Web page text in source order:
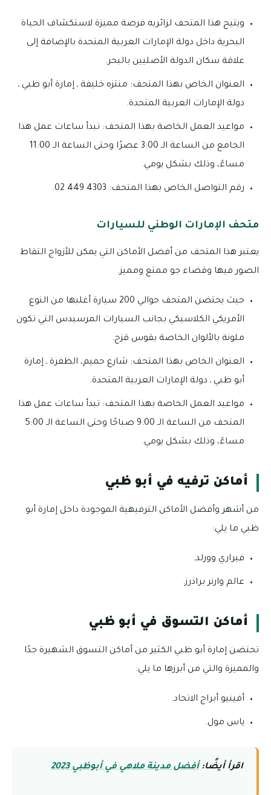
ويتيح هذا المتحف لزائريه فرصة مميزة لاستكشاف الحياة
البحرية داخل دولة الإمارات العربية المتحدة بالإضافة إلى
علاقة سكان الدولة الأصليين بالبحر.
العنوان الخاص بهذا المتحف: منتزه خليفة ـ إمارة أبو ظبي ـ
دولة الإمارات العربية المتحدة.
مواعيد العمل الخاصة بهذا المتحف: تبدأ ساعات عمل هذا
الجامع من الساعة الـ 3:00 عصرًا وحتى الساعة الـ 11:00
مساءً، وذلك بشكل يومي.
رقم التواصل الخاص بهذا المتحف: 4303 449 02.
متحف الإمارات الوطني للسيارات
يعتبر هذا المتحف من أفضل الأماكن التي يمكن للأزواج التقاط
الصور فيها وقضاء جو ممتع ومميز.
حيث يحتضن المتحف حوالي 200 سيارة أغلبها من النوع
الأمريكي الكلاسيكي بجانب السيارات المرسيدس التي تكون
ملونة بالألوان الخاصة بقوس قزح.
العنوان الخاص بهذا المتحف: شارع حميم، الظفرة ـ إمارة
أبو ظبي ـ دولة الإمارات العربية المتحدة.
مواعيد العمل الخاصة بهذا المتحف: تبدأ ساعات عمل هذا
المتحف من الساعة الـ 9:00 صباحًا وحتى الساعة الـ 5:00
مساءً، وذلك بشكل يومي.
أماكن ترفيه في أبو ظبي
من أشهر وأفضل الأماكن الترفيهية الموجودة داخل إمارة أبو
ظبي ما يلي:
فيراري وورلد.
عالم وارنر براذرز.
أماكن التسوق في أبو ظبي
تحتضن إمارة أبو ظبي الكثير من أماكن التسوق الشهيرة جدًا
والمميزة والتي من أبرزها ما يلي:
أفينيو أبراج الاتحاد.
ياس مول.
اقرأ أيضًا:أفضل مدينة ملاهي في أبوظبي 2023